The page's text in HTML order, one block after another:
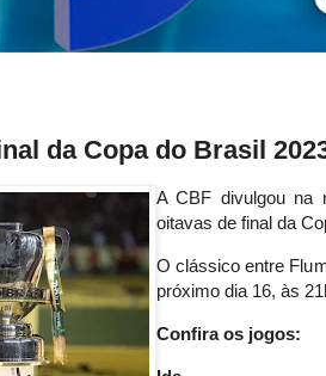
da Copa do Brasil
A CBF divulgou na
oitavas de final da
O clássico entre
próximo dia 16, às
Confira os jogos: